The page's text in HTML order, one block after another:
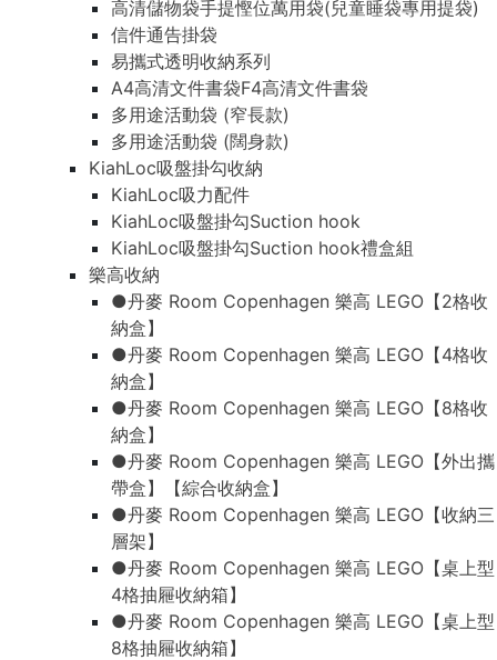
高清儲物袋手提慳位萬用袋(兒童睡袋專用提袋)
信件通告掛袋
易攜式透明收納系列
A4高清文件書袋F4高清文件書袋
多用途活動袋 (窄長款)
多用途活動袋 (闊身款)
KiahLoc吸盤掛勾收納
KiahLoc吸力配件
KiahLoc吸盤掛勾Suction hook
KiahLoc吸盤掛勾Suction hook禮盒組
樂高收納
●丹麥 Room Copenhagen 樂高 LEGO【2格收
納盒】
●丹麥 Room Copenhagen 樂高 LEGO【4格收
納盒】
●丹麥 Room Copenhagen 樂高 LEGO【8格收
納盒】
●丹麥 Room Copenhagen 樂高 LEGO【外出攜
帶盒】【綜合收納盒】
●丹麥 Room Copenhagen 樂高 LEGO【收納三
層架】
●丹麥 Room Copenhagen 樂高 LEGO【桌上型
4格抽屜收納箱】
●丹麥 Room Copenhagen 樂高 LEGO【桌上型
8格抽屜收納箱】